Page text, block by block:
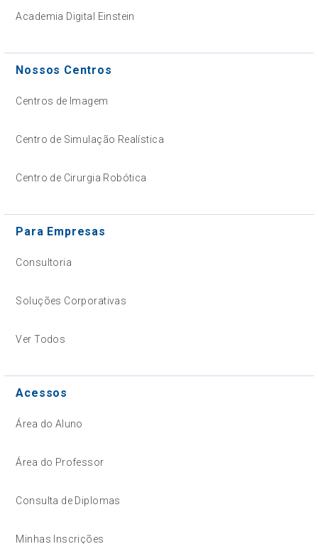
Academia Digital Einstein
Nossos Centros
Centros de Imagem
Centro de Simulação Realística
Centro de Cirurgia Robótica
Para Empresas
Consultoria
Soluções Corporativas
Ver Todos
Acessos
Área do Aluno
Área do Professor
Consulta de Diplomas
Minhas Inscrições